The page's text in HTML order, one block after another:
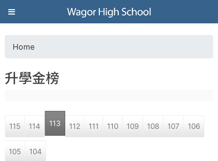
Jump to navigation
葳
格
高
學
o
a
r
Home
升學金榜
115 114 113 112 111 110 109 108 107 106
105 104